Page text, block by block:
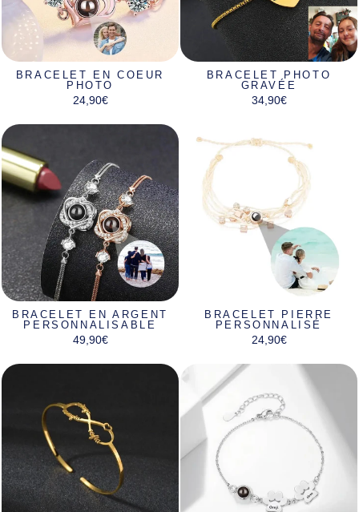
BRACELET EN COEUR
PHOTO
24,90€
BRACELET PHOTO
GRAVÉE
34,90€
BRACELET EN ARGENT
PERSONNALISABLE
49,90€
BRACELET PIERRE
PERSONNALISÉ
24,90€